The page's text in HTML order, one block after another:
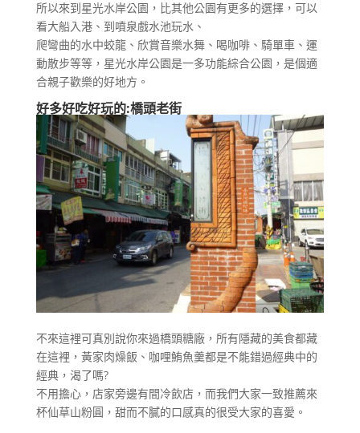
所以來到星光水岸公園，比其他公園有更多的選擇，可以
看大船入港、到噴泉戲水池玩水、
爬彎曲的水中蛟龍、欣賞音樂水舞、喝咖啡、騎單車、運
動散步等等，星光水岸公園是一多功能綜合公園，是個適
合親子歡樂的好地方。
好多好吃好玩的:橋頭老街
不來這裡可真別說你來過橋頭糖廠，所有隱藏的美食都藏
在這裡，黃家肉燥飯、咖哩鮪魚羹都是不能錯過經典中的
經典，渴了嗎?
不用擔心，店家旁邊有間冷飲店，而我們大家一致推薦來
杯仙草山粉圓，甜而不膩的口感真的很受大家的喜愛。